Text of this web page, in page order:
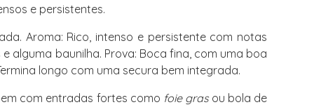
e persistentes.
Aroma: Rico, intenso e persistente com notas
alguma baunilha. Prova: Boca fina, com uma boa
longo com uma secura bem integrada.
com entradas fortes como foie grasou bola de